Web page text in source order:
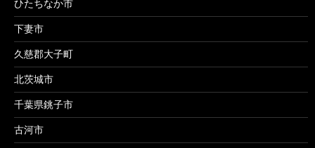
ひたちなか市
下妻市
久慈郡大子町
北茨城市
千葉県銚子市
古河市